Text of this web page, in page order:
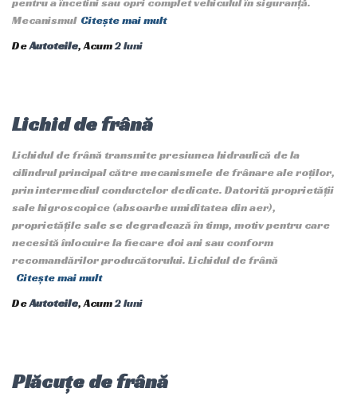
Mecanismul Citește mai mult
DeAutoteile, Acum2 luni
Lichid de frână
Lichidul de frână transmite presiunea hidraulică de la
cilindrul principal către mecanismele de frânare ale roților,
prin intermediul conductelor dedicate. Datorită proprietății
sale higroscopice (absoarbe umiditatea din aer),
proprietățile sale se degradează în timp, motiv pentru care
necesită înlocuire la fiecare doi ani sau conform
recomandărilor producătorului. Lichidul de frână
Citește mai mult
DeAutoteile, Acum2 luni
Plăcuțe de frână